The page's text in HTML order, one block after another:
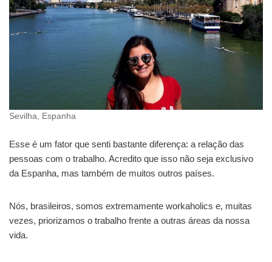
Sevilha, Espanha
Esse é um fator que senti bastante diferença: a relação das
pessoas com o trabalho. Acredito que isso não seja exclusivo
da Espanha, mas também de muitos outros países.
Nós, brasileiros, somos extremamente workaholics e, muitas
vezes, priorizamos o trabalho frente a outras áreas da nossa
vida.